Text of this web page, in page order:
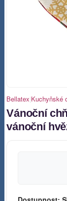
Bellatex|Kuchyňské
Vánoční
vánoční